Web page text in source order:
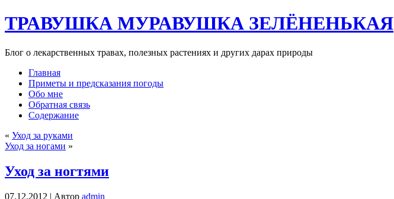
ТРАВУШКА МУРАВУШКА ЗЕЛЁНЕНЬКАЯ
Блог о лекарственных травах, полезных растениях и других дарах природы
Главная
Приметы и предсказания погоды
Обо мне
Обратная связь
Содержание
« Уход за руками
Уход за ногами »
Уход за ногтями
07.12.2012 | Автор admin